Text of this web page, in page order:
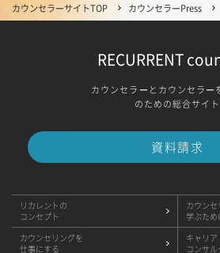
カウンセラーサイトTOP カウンセラーPress
RECURRENT
カウンセラーとカウンセラー
のための総合サイト
資料請求
リカレントの
コンセプト
カウンセ
学ぶため
カウンセリングを
仕事にする
キャリア
コンサ